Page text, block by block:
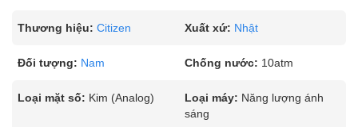
Thương hiệu: Citizen Xuất xứ: Nhật
Đối tượng: Nam Chống nước: 10atm
Loại mặt số: Kim (Analog) Loại máy: Năng lượng ánh
sáng